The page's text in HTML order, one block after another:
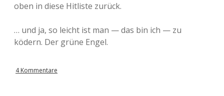
oben in diese Hitliste zurück.
… und ja, so leicht ist man — das bin ich — zu
ködern. Der grüne Engel.
4 Kommentare